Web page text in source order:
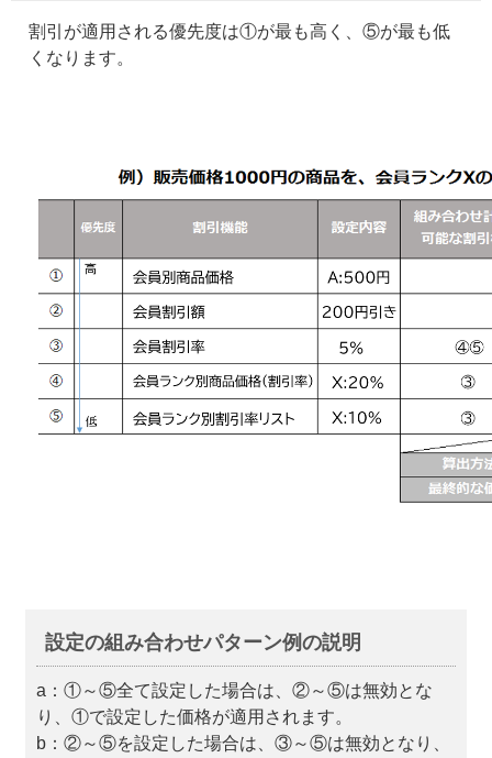
割引が適用される優先度は①が最も高く、⑤が最も低
くなります。
設定の組み合わせパターン例の説明
a：①～⑤全て設定した場合は、②～⑤は無効とな
り、①で設定した価格が適用されます。
b：②～⑤を設定した場合は、③～⑤は無効となり、